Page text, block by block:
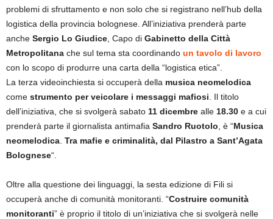
problemi di sfruttamento e non solo che si registrano nell’hub della
logistica della provincia bolognese. All’iniziativa prenderà parte
anche Sergio Lo Giudice , Capo di Gabinetto della Città
Metropolitana che sul tema sta coordinando un tavolo di lavoro
con lo scopo di produrre una carta della “logistica etica”.
La terza videoinchiesta si occuperà della musica neomelodica
come strumento per veicolare i messaggi mafiosi . Il titolo
dell’iniziativa, che si svolgerà sabato 11 dicembre alle 18.30 e a cui
prenderà parte il giornalista antimafia Sandro Ruotolo , è “Musica
neomelodica Tra mafie e criminalità, dal Pilastro a Sant’Agata
Bolognese“.
Oltre alla questione dei linguaggi, la sesta edizione di Fili si
occuperà anche di comunità monitoranti. “Costruire comunità
monitoranti” è proprio il titolo di un’iniziativa che si svolgerà nelle